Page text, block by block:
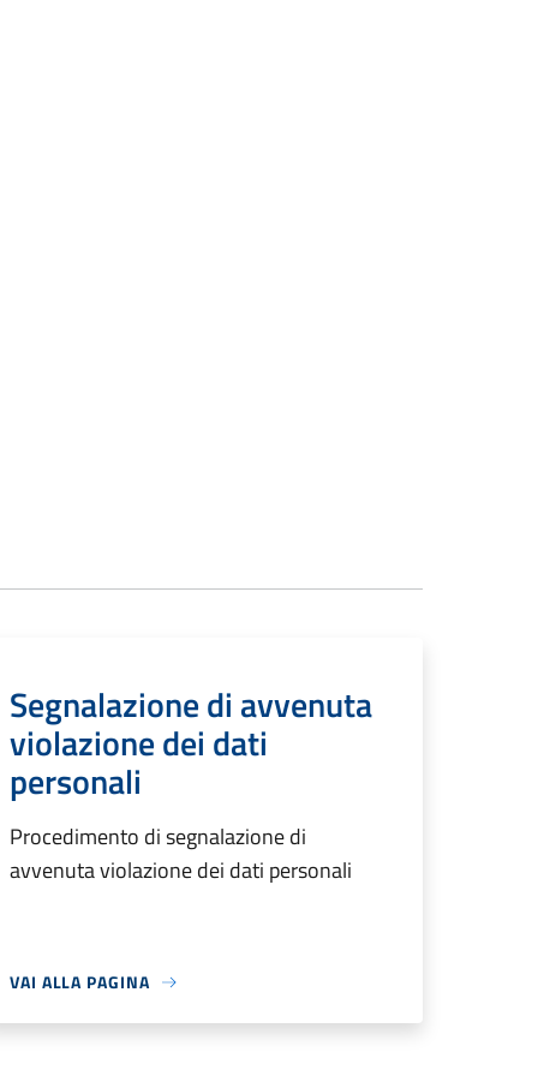
Segnalazione di avvenuta
violazione dei dati
personali
Procedimento di segnalazione di
avvenuta violazione dei dati personali
VAI ALLA PAGINA